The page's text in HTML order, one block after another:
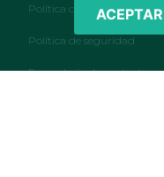
Política de privacidad
Política de seguridad
Formulario de contacto
ACEPTAR